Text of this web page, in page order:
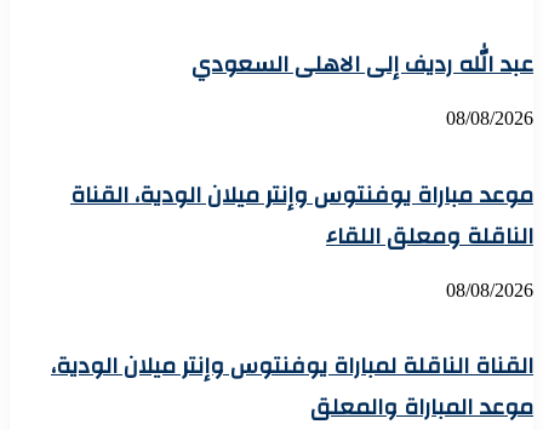
عبد الله رديف إلى الاهلى السعودي
08/08/2026
موعد مباراة يوفنتوس وإنتر ميلان الودية، القناة
الناقلة ومعلق اللقاء
08/08/2026
القناة الناقلة لمباراة يوفنتوس وإنتر ميلان الودية،
موعد المباراة والمعلق